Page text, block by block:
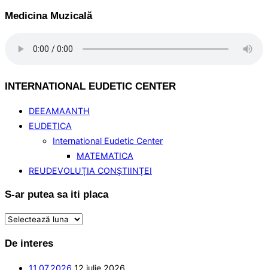
Medicina Muzicală
INTERNATIONAL EUDETIC CENTER
DEEAMAANTH
EUDETICA
International Eudetic Center
MATEMATICA
REUDEVOLUŢIA CONŞTIINŢEI
S-ar putea sa iti placa
S-
putea
De interes
11.07.2026 12 iulie 2026